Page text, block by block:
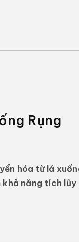
Rụng
hóa từ lá
khả năng tích lũy